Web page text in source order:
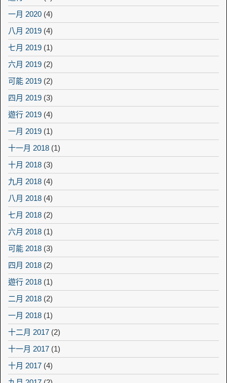
一月 2020 (4)
八月 2019 (4)
七月 2019 (1)
六月 2019 (2)
可能 2019 (2)
四月 2019 (3)
遊行 2019 (4)
一月 2019 (1)
十一月 2018 (1)
十月 2018 (3)
九月 2018 (4)
八月 2018 (4)
七月 2018 (2)
六月 2018 (1)
可能 2018 (3)
四月 2018 (2)
遊行 2018 (1)
二月 2018 (2)
一月 2018 (1)
十二月 2017 (2)
十一月 2017 (1)
十月 2017 (4)